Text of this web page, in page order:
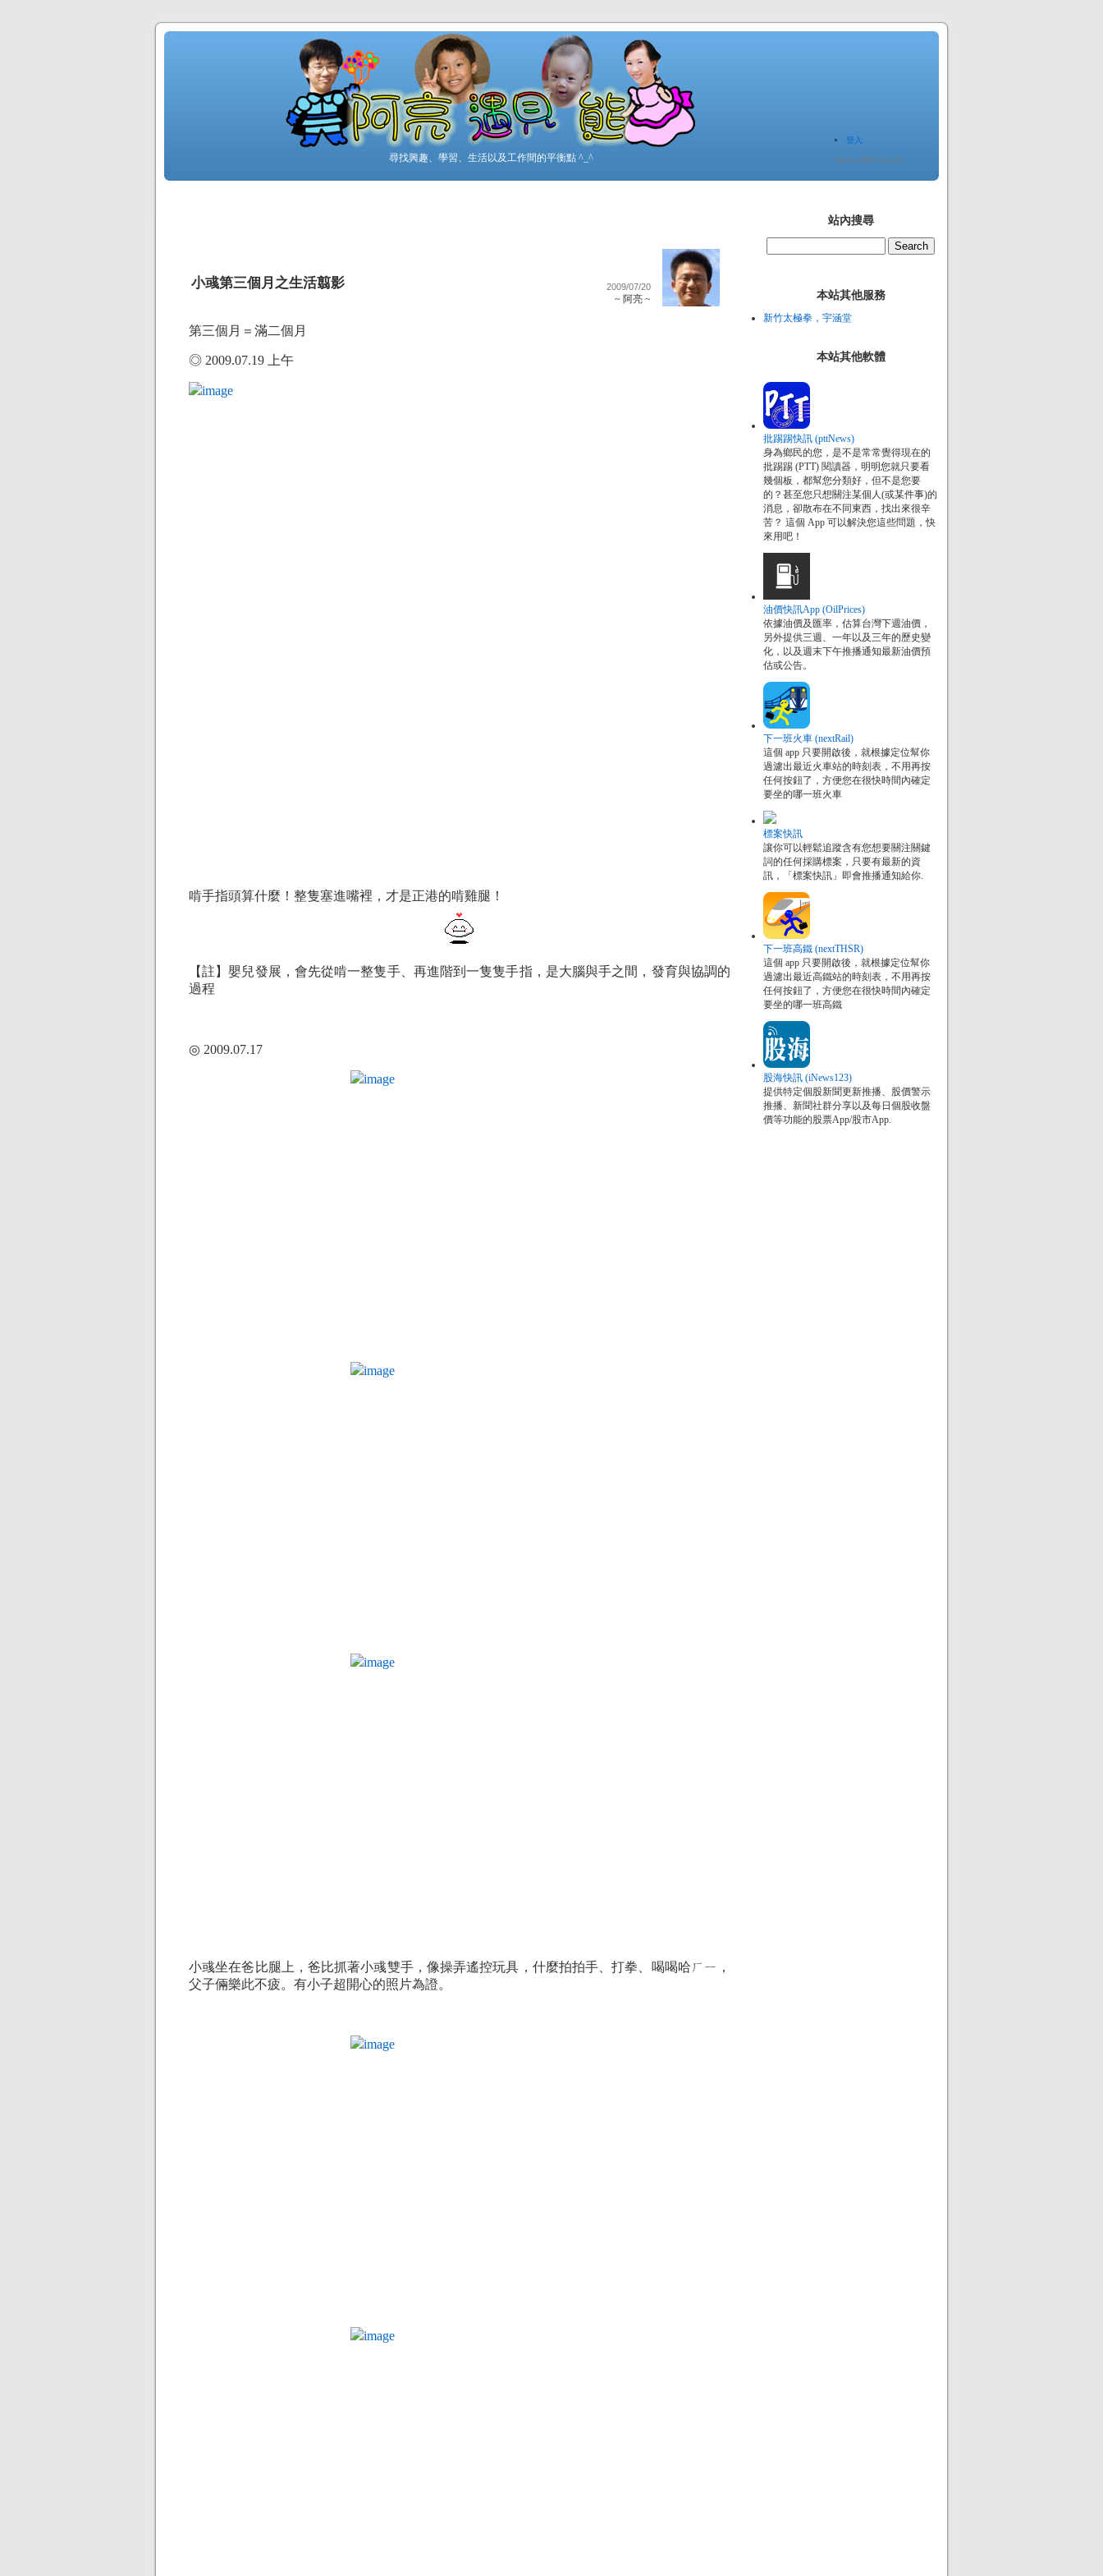
尋找興趣、學習、生活以及工作間的平衡點 ^_^
登入
Since 2005.12.20
小彧第三個月之生活翦影 2009/07/20
~ 阿亮 ~
第三個月＝滿二個月
◎ 2009.07.19 上午
啃手指頭算什麼！整隻塞進嘴裡，才是正港的啃雞腿！
【註】嬰兒發展，會先從啃一整隻手、再進階到一隻隻手指，是大腦與手之間，發育與協調的
過程
◎ 2009.07.17
小彧坐在爸比腿上，爸比抓著小彧雙手，像操弄遙控玩具，什麼拍拍手、打拳、喝喝哈ㄏㄧ，
父子倆樂此不疲。有小子超開心的照片為證。
站內搜尋
本站其他服務
新竹太極拳，宇涵堂
本站其他軟體
批踢踢快訊 (pttNews)
身為鄉民的您，是不是常常覺得現在的
批踢踢 (PTT) 閱讀器，明明您就只要看
幾個板，都幫您分類好，但不是您要
的？甚至您只想關注某個人(或某件事)的
消息，卻散布在不同東西，找出來很辛
苦？ 這個 App 可以解決您這些問題，快
來用吧！
油價快訊App (OilPrices)
依據油價及匯率，估算台灣下週油價，
另外提供三週、一年以及三年的歷史變
化，以及週末下午推播通知最新油價預
估或公告。
下一班火車 (nextRail)
這個 app 只要開啟後，就根據定位幫你
過濾出最近火車站的時刻表，不用再按
任何按鈕了，方便您在很快時間內確定
要坐的哪一班火車
標案快訊
讓你可以輕鬆追蹤含有您想要關注關鍵
詞的任何採購標案，只要有最新的資
訊，「標案快訊」即會推播通知給你.
下一班高鐵 (nextTHSR)
這個 app 只要開啟後，就根據定位幫你
過濾出最近高鐵站的時刻表，不用再按
任何按鈕了，方便您在很快時間內確定
要坐的哪一班高鐵
股海快訊 (iNews123)
提供特定個股新聞更新推播、股價警示
推播、新聞社群分享以及每日個股收盤
價等功能的股票App/股市App.